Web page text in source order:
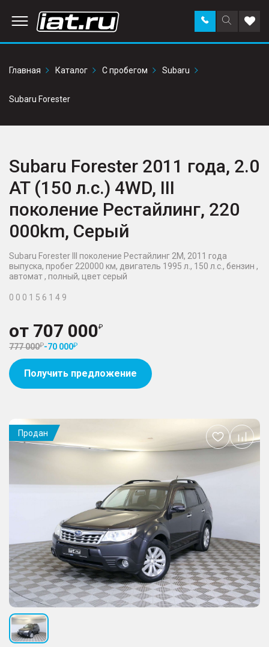
Поиск
по
Заказать
звонок в
Главная
Каталог С пробегом Subaru
Subaru Forester
Subaru Forester 2011 года, 2.0
AT (150 л.с.) 4WD, III
поколение Рестайлинг, 220
000km, Серый
Subaru Forester III поколение Рестайлинг 2M, 2011 года
выпуска, пробег 220000 км, двигатель 1995 л., 150 л.с., бензин ,
автомат , полный, цвет серый
0 0 0 1 5 6 1 4 9
от 707 000
777 000 -70 000
Получить предложение
Продан
Добавить
в
избранное